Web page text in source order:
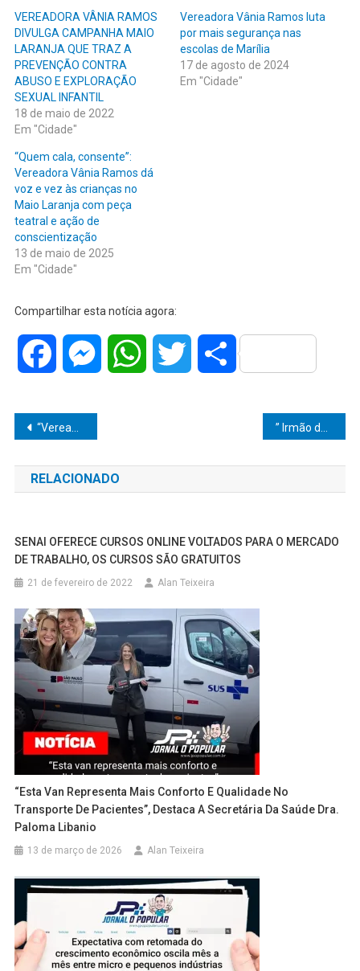
VEREADORA VÂNIA RAMOS
DIVULGA CAMPANHA MAIO
LARANJA QUE TRAZ A
PREVENÇÃO CONTRA
ABUSO E EXPLORAÇÃO
SEXUAL INFANTIL
18 de maio de 2022
Em "Cidade"
Vereadora Vânia Ramos luta
por mais segurança nas
escolas de Marília
17 de agosto de 2024
Em "Cidade"
“Quem cala, consente”:
Vereadora Vânia Ramos dá
voz e vez às crianças no
Maio Laranja com peça
teatral e ação de
conscientização
13 de maio de 2025
Em "Cidade"
Compartilhar esta notícia agora:
Facebook MessengerWhatsAppTwitter Share
Navegação
de
Post
“Vereador Evandro Galete Conquista Bom Prato Móvel para Marília: Um Passo Vital na Luta Contra a Fome na Comunidade”
RELACIONADO
SENAI OFERECE CURSOS ONLINE VOLTADOS PARA O MERCADO
DE TRABALHO, OS CURSOS SÃO GRATUITOS
21 de fevereiro de 2022 Alan Teixeira
“Esta Van Representa Mais Conforto E Qualidade No
Transporte De Pacientes”, Destaca A Secretária Da Saúde Dra.
Paloma Libanio
13 de março de 2026 Alan Teixeira